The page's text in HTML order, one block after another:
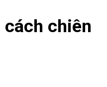
cách chiên